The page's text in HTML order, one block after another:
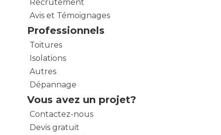
Récrutement
Avis et Témoignages
Professionnels
Toitures
Isolations
Autres
Dépannage
Vous avez un projet?
Contactez-nous
Devis gratuit